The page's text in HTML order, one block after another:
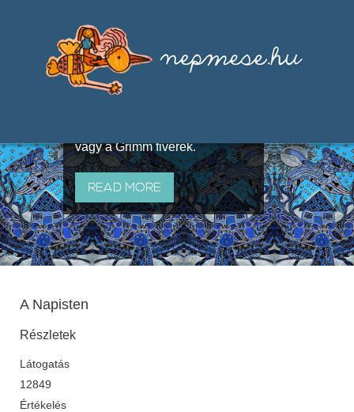
útján terjedő elbeszélésekből,
melyeket olyan ismert gyűjtők
állítottak össze, mint Benedek
vagy a Grimm fivérek.
READ MORE
A Napisten
Részletek
Látogatás
12849
Értékelés